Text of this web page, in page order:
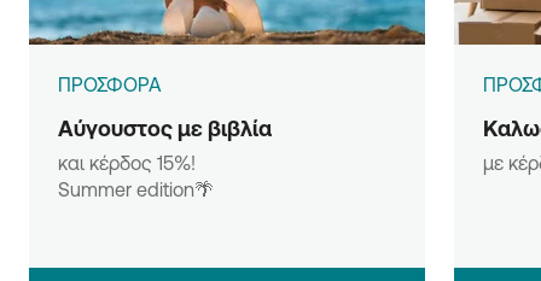
ΠΡΟΣΦΟΡΑ
Αύγουστος με βιβλία
και κέρδος 15%!
Summer edition🌴
με